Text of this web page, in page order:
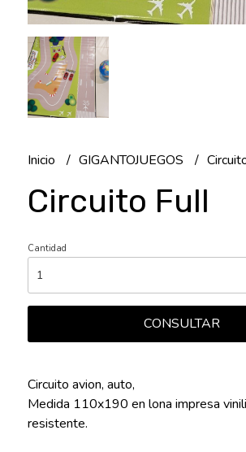
Inicio GIGANTOJUEGOS
Circuito Full
Cantidad
CONSULTAR
Circuito avion, auto,
Medida 110x190 en lona impresa
resistente.